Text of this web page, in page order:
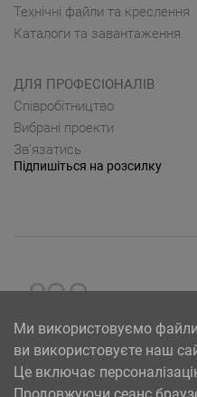
Технічні файли та креслення
Каталоги та завантаження
ДЛЯ ПРОФЕСІОНАЛІВ
Cпівробітництво
Вибрані проекти
Зв’язатись
Підпишіться на розсилку
Ми використовуємо
ви використовуєте наш
Це включає